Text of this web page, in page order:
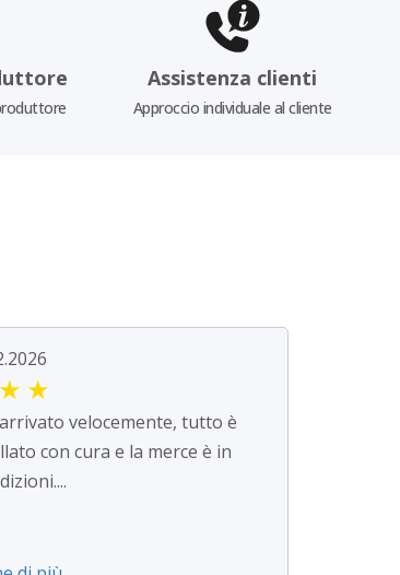
Assistenza clienti
Approccio individuale al cliente
★ ★
velocemente, tutto è
con cura e la merce è in